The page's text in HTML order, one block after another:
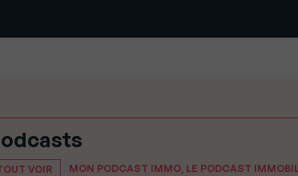
VOIR MON PODCAST IMMO, LE PODCAST